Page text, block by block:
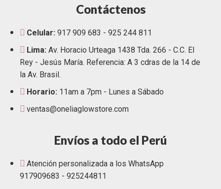
Contáctenos
Celular: 917 909 683 - 925 244 811
Lima: Av. Horacio Urteaga 1438 Tda. 266 - C.C. El
Rey - Jesús María. Referencia: A 3 cdras de la 14 de
la Av. Brasil.
Horario: 11am a 7pm - Lunes a Sábado
ventas@oneliaglowstore.com
Envíos a todo el Perú
Atención personalizada a los WhatsApp
917909683 - 925244811